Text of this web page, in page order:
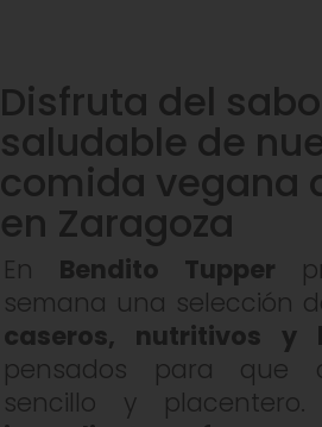
Disfruta del
saludable de
comida vegana
en Zaragoza
En Bendito Tupper
semana una selección
caseros, nutritivos y
pensados para que
sencillo y